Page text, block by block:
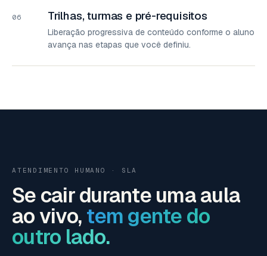
06 Trilhas, turmas e pré-requisitos
Liberação progressiva de conteúdo conforme o aluno
avança nas etapas que você definiu.
ATENDIMENTO HUMANO · SLA
Se cair durante uma aula
ao vivo, tem gente do
outro lado.